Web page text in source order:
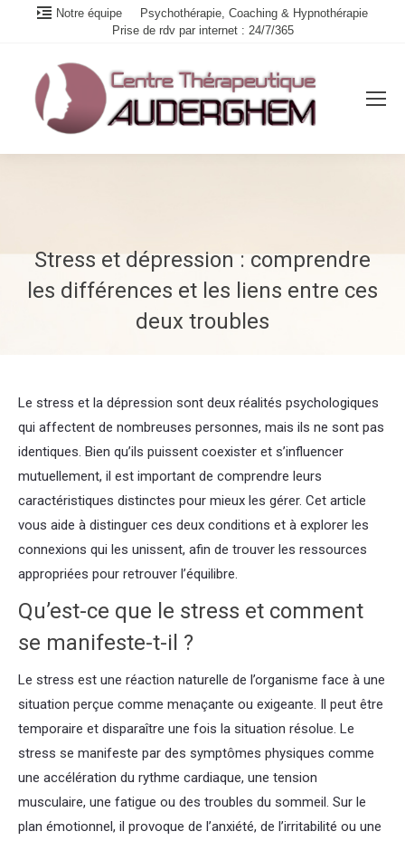
Notre équipe
Psychothérapie, Coaching & Hypnothérapie
Prise de rdv par internet : 24/7/365
Stress et dépression : comprendre
les différences et les liens entre ces
deux troubles
Le stress et la dépression sont deux réalités psychologiques
qui affectent de nombreuses personnes, mais ils ne sont pas
identiques. Bien qu’ils puissent coexister et s’influencer
mutuellement, il est important de comprendre leurs
caractéristiques distinctes pour mieux les gérer. Cet article
vous aide à distinguer ces deux conditions et à explorer les
connexions qui les unissent, afin de trouver les ressources
appropriées pour retrouver l’équilibre.
Qu’est-ce que le stress et comment
se manifeste-t-il ?
Le stress est une réaction naturelle de l’organisme face à une
situation perçue comme menaçante ou exigeante. Il peut être
temporaire et disparaître une fois la situation résolue. Le
stress se manifeste par des symptômes physiques comme
une accélération du rythme cardiaque, une tension
musculaire, une fatigue ou des troubles du sommeil. Sur le
plan émotionnel, il provoque de l’anxiété, de l’irritabilité ou une